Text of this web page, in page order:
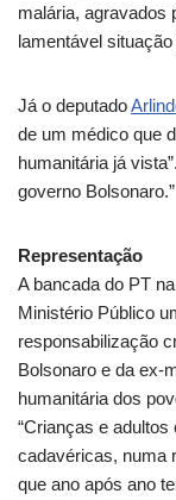
malária, agravados
lamentável
Já o deputado
de um médico que
humanitária já
governo Bolsonaro.”
Representação
A bancada do PT
Ministério Público
responsabilização
Bolsonaro e da ex-
humanitária dos
“Crianças e
cadavéricas, numa
que ano após ano